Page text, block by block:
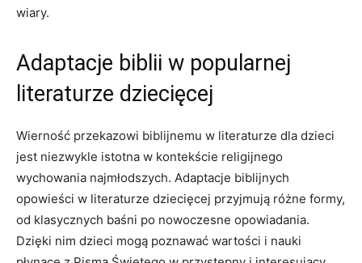
wiary.
Adaptacje biblii w popularnej
literaturze dziecięcej
Wierność przekazowi biblijnemu w literaturze dla dzieci
jest niezwykle istotna w kontekście religijnego
wychowania najmłodszych. Adaptacje biblijnych
opowieści w literaturze dziecięcej przyjmują różne formy,
od klasycznych baśni po nowoczesne opowiadania.
Dzięki nim dzieci mogą poznawać wartości i nauki